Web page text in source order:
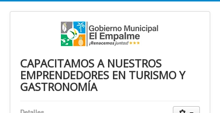
CAPACITAMOS A NUESTROS
EMPRENDEDORES EN TURISMO Y
GASTRONOMÍA